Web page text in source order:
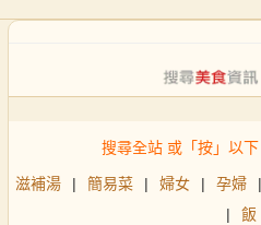
搜尋全站 或「按」以
滋補湯 | 簡易菜 | 婦女 | 孕婦 |
|
飯